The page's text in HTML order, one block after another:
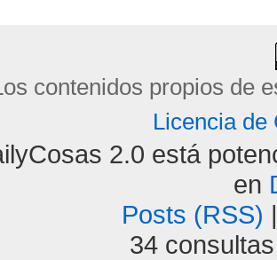
contenidos propios de
Licencia de
2.0 está
en
Posts (RSS)
34